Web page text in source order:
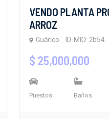
VENDO PLANTA
ARROZ
Guárico ID-MIO: 2b54
$ 25,000,000
Puestos Baños